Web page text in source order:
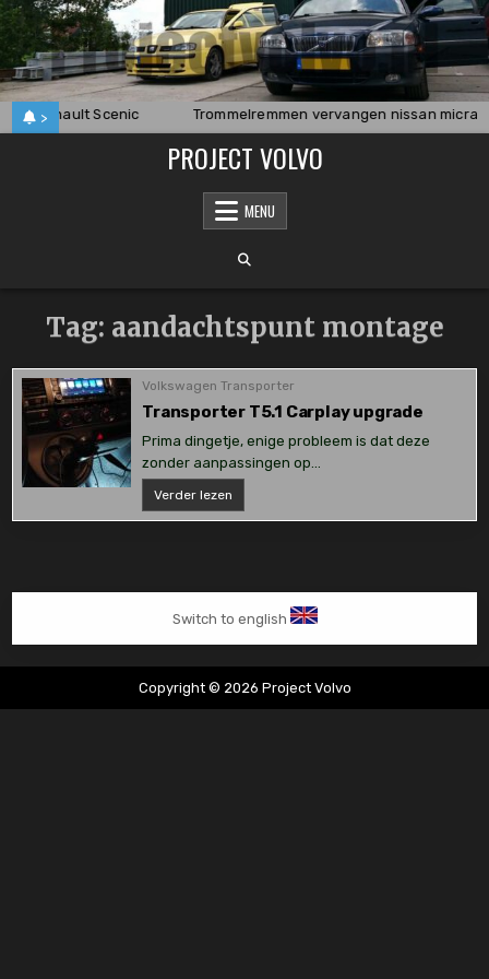
Skip
to
content
>
Renault Scenic Trommelremmen vervangen nissan micra
PROJECT VOLVO
MENU
Tag: aandachtspunt montage
Volkswagen Transporter
Transporter T5.1 Carplay upgrade
Prima dingetje, enige probleem is dat deze
zonder aanpassingen op…
Verder lezen
T5.1
Carplay
Switch to english
Copyright © 2026 Project Volvo